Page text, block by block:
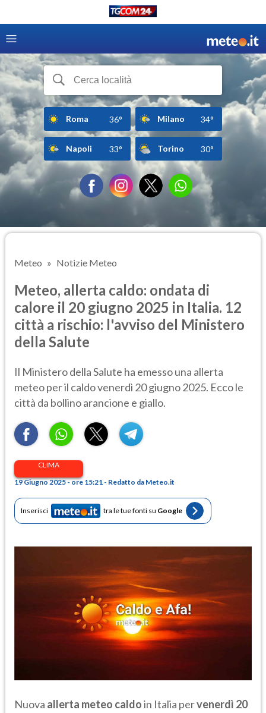
Roma 36° Milano 34°
Napoli 33° Torino 30°
Meteo Notizie Meteo
Meteo, allerta caldo: ondata di
calore il 20 giugno 2025 in Italia. 12
città a rischio: l'avviso del Ministero
della Salute
Il Ministero della Salute ha emesso una allerta
meteo per il caldo venerdì 20 giugno 2025. Ecco le
città da bollino arancione e giallo.
CLIMA
19 Giugno 2025 - ore 15:21 - Redatto da Meteo.it
Inserisci tra le tue fonti su Google
Nuova allerta meteo caldoin Italia pervenerdì 20